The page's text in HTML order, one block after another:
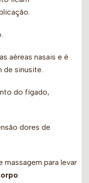
aéreas nasais e é
de sinusite.
do fígado,
dores de
massagem para levar
.